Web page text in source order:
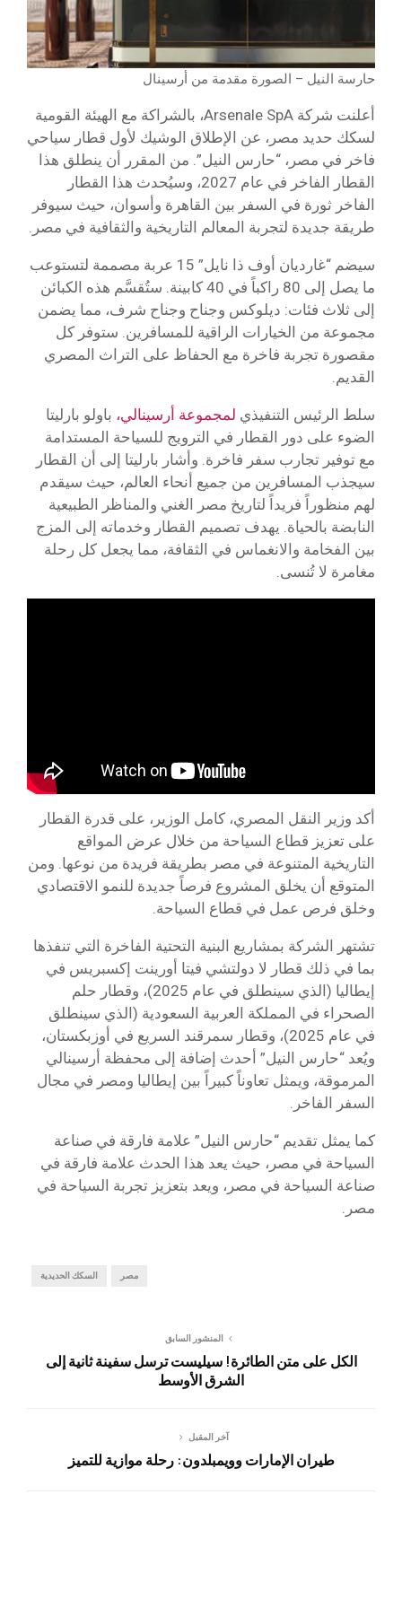
حارسة النيل – الصورة مقدمة من أرسينال
أعلنت شركة Arsenale SpA، بالشراكة مع الهيئة القومية
لسكك حديد مصر، عن الإطلاق الوشيك لأول قطار سياحي
فاخر في مصر، “حارس النيل”. من المقرر أن ينطلق هذا
القطار الفاخر في عام 2027، وسيُحدث هذا القطار
الفاخر ثورة في السفر بين القاهرة وأسوان، حيث سيوفر
طريقة جديدة لتجربة المعالم التاريخية والثقافية في مصر.
سيضم “غارديان أوف ذا نايل” 15 عربة مصممة لتستوعب
ما يصل إلى 80 راكباً في 40 كابينة. ستُقسَّم هذه الكبائن
إلى ثلاث فئات: ديلوكس وجناح وجناح شرف، مما يضمن
مجموعة من الخيارات الراقية للمسافرين. ستوفر كل
مقصورة تجربة فاخرة مع الحفاظ على التراث المصري
القديم.
سلط الرئيس التنفيذي لمجموعة أرسينالي، باولو بارليتا
الضوء على دور القطار في الترويج للسياحة المستدامة
مع توفير تجارب سفر فاخرة. وأشار بارليتا إلى أن القطار
سيجذب المسافرين من جميع أنحاء العالم، حيث سيقدم
لهم منظوراً فريداً لتاريخ مصر الغني والمناظر الطبيعية
النابضة بالحياة. يهدف تصميم القطار وخدماته إلى المزج
بين الفخامة والانغماس في الثقافة، مما يجعل كل رحلة
مغامرة لا تُنسى.
أكد وزير النقل المصري، كامل الوزير، على قدرة القطار
على تعزيز قطاع السياحة من خلال عرض المواقع
التاريخية المتنوعة في مصر بطريقة فريدة من نوعها. ومن
المتوقع أن يخلق المشروع فرصاً جديدة للنمو الاقتصادي
وخلق فرص عمل في قطاع السياحة.
تشتهر الشركة بمشاريع البنية التحتية الفاخرة التي تنفذها
بما في ذلك قطار لا دولتشي فيتا أورينت إكسبريس في
إيطاليا (الذي سينطلق في عام 2025)، وقطار حلم
الصحراء في المملكة العربية السعودية (الذي سينطلق
في عام 2025)، وقطار سمرقند السريع في أوزبكستان،
ويُعد “حارس النيل” أحدث إضافة إلى محفظة أرسينالي
المرموقة، ويمثل تعاوناً كبيراً بين إيطاليا ومصر في مجال
السفر الفاخر.
كما يمثل تقديم “حارس النيل” علامة فارقة في صناعة
السياحة في مصر، حيث يعد هذا الحدث علامة فارقة في
صناعة السياحة في مصر، ويعد بتعزيز تجربة السياحة في
مصر.
السكك الحديدية مصر
المنشور السابق
الكل على متن الطائرة! سيليست ترسل سفينة ثانية إلى
الشرق الأوسط
آخر المقبل
طيران الإمارات وويمبلدون: رحلة موازية للتميز